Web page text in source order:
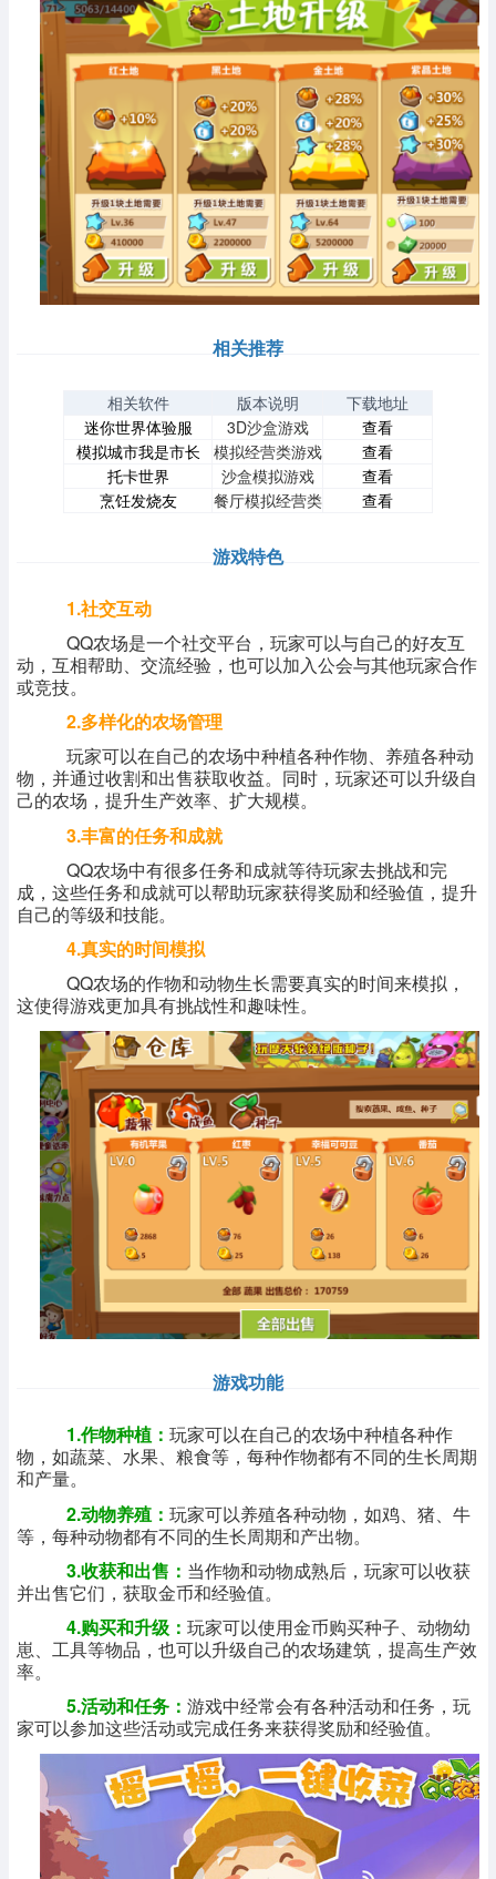
相关推荐
相关软件 版本说明
下载地址
迷你世界体验服
3D沙盒游戏
查看
模拟城市我是市长
模拟经营类游戏
查看
托卡世界
沙盒模拟游戏
查看
烹饪发烧友
餐厅模拟经营类 查看
游戏特色
1.社交互动
QQ农场是一个社交平台，玩家可以与自己的好友互
动，互相帮助、交流经验，也可以加入公会与其他玩家合作
或竞技。
2.多样化的农场管理
玩家可以在自己的农场中种植各种作物、养殖各种动
物，并通过收割和出售获取收益。同时，玩家还可以升级自
己的农场，提升生产效率、扩大规模。
3.丰富的任务和成就
QQ农场中有很多任务和成就等待玩家去挑战和完
成，这些任务和成就可以帮助玩家获得奖励和经验值，提升
自己的等级和技能。
4.真实的时间模拟
QQ农场的作物和动物生长需要真实的时间来模拟，
这使得游戏更加具有挑战性和趣味性。
游戏功能
1.作物种植： 玩家可以在自己的农场中种植各种作
物，如蔬菜、水果、粮食等，每种作物都有不同的生长周期
和产量。
2.动物养殖： 玩家可以养殖各种动物，如鸡、猪、牛
等，每种动物都有不同的生长周期和产出物。
3.收获和出售： 当作物和动物成熟后，玩家可以收获
并出售它们，获取金币和经验值。
4.购买和升级： 玩家可以使用金币购买种子、动物幼
崽、工具等物品，也可以升级自己的农场建筑，提高生产效
率。
5.活动和任务： 游戏中经常会有各种活动和任务，玩
家可以参加这些活动或完成任务来获得奖励和经验值。